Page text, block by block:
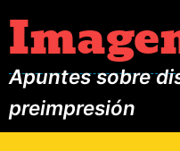
Apuntes sobre
preimpresión